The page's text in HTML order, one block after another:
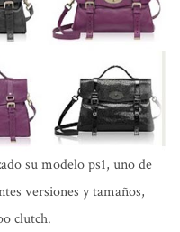
su modelo ps1, uno de
versiones y tamaños,
clutch.